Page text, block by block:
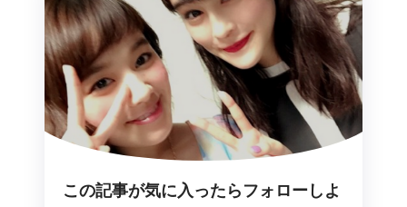
この記事が気に入ったらフォローしよ